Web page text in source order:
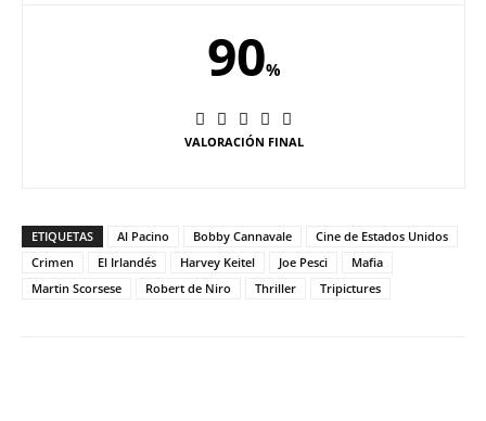
90%
VALORACIÓN FINAL
ETIQUETAS Al Pacino Bobby Cannavale
Cine de Estados Unidos
Crimen
El Irlandés Harvey Keitel Joe Pesci
Mafia
Martin Scorsese
Robert de Niro Thriller Tripictures